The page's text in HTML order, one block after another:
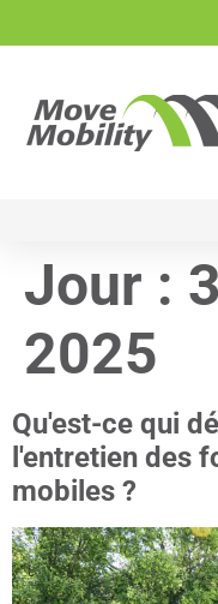
Jour :
2025
Qu'est-ce qui
l'entretien des
mobiles ?